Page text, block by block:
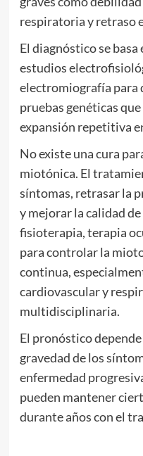
respiratoria y retraso
El diagnóstico se
estudios
electromiografía para
pruebas genéticas
expansión repetitiva
No existe una cura
miotónica. El
síntomas, retrasar la
y mejorar la calidad
fisioterapia, terapia
para controlar la
continua,
cardiovascular y
multidisciplinaria.
El pronóstico
gravedad de los
enfermedad
pueden mantener
durante años con el